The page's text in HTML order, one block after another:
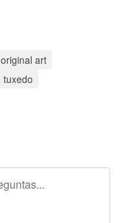
original art
tuxedo